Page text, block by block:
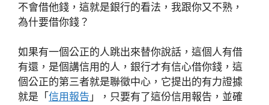
不會借他錢，這就是銀行的看法，我跟你又不熟，
為什要借你錢？
如果有一個公正的人跳出來替你說話，這個人有借
有還，是個講信用的人，銀行才有信心借你錢，這
個公正的第三者就是聯徵中心，它提出的有力證據
就是「 信用報告 」，只要有了這份信用報告，並確